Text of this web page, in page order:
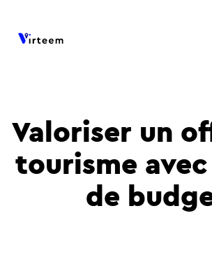
Valoriser un
tourisme
de